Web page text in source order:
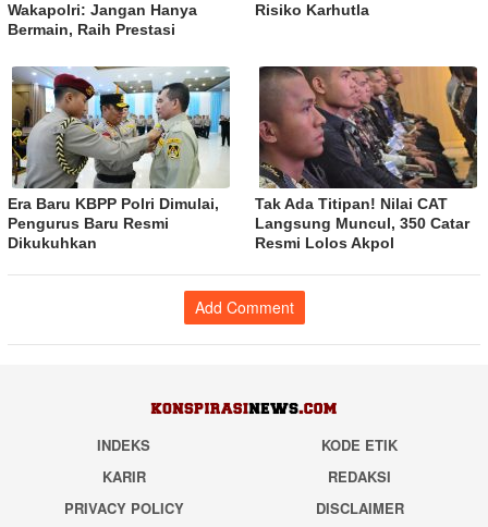
Wakapolri: Jangan Hanya
Bermain, Raih Prestasi
Risiko Karhutla
Era Baru KBPP Polri Dimulai,
Pengurus Baru Resmi
Dikukuhkan
Tak Ada Titipan! Nilai CAT
Langsung Muncul, 350 Catar
Resmi Lolos Akpol
Add Comment
INDEKS
KODE ETIK
KARIR
REDAKSI
PRIVACY POLICY
DISCLAIMER